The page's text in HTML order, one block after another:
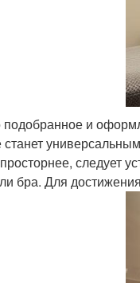
и
следует
бра. Для достижения